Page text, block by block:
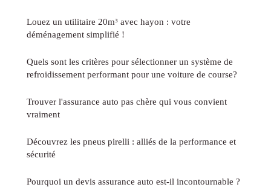
Louez un utilitaire 20m³ avec hayon : votre
déménagement simplifié !
Quels sont les critères pour sélectionner un système de
refroidissement performant pour une voiture de course?
Trouver l'assurance auto pas chère qui vous convient
vraiment
Découvrez les pneus pirelli : alliés de la performance et
sécurité
Pourquoi un devis assurance auto est-il incontournable ?